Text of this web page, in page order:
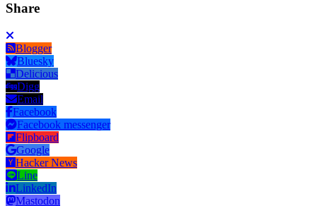
Share
Blogger
Bluesky
Delicious
Digg
Email
Facebook
Facebook messenger
Flipboard
Google
Hacker News
Line
LinkedIn
Mastodon